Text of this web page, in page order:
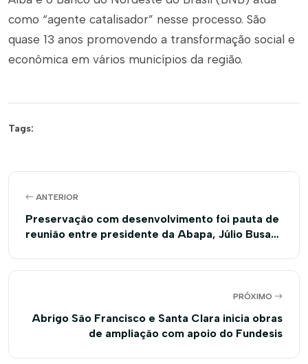
como “agente catalisador” nesse processo. São
quase 13 anos promovendo a transformação social e
econômica em vários municípios da região.
Tags:
ANTERIOR
Preservação com desenvolvimento foi pauta de
reunião entre presidente da Abapa, Júlio Busato
PRÓXIMO
Abrigo São Francisco e Santa Clara inicia obras
de ampliação com apoio do Fundesis